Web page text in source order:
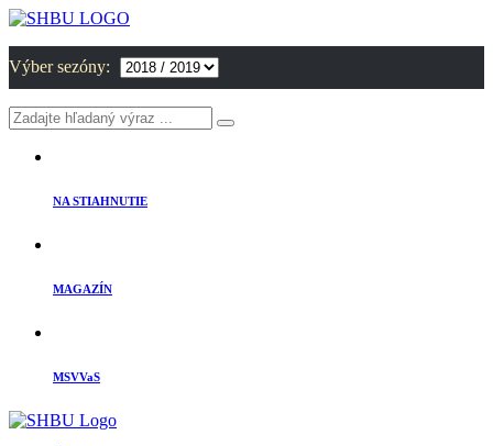
Výber sezóny:
NA STIAHNUTIE
MAGAZÍN
MSVVaS